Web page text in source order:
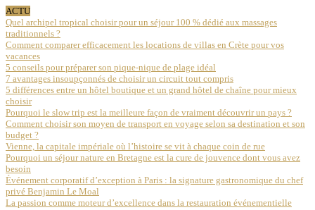
ACTU
Quel archipel tropical choisir pour un séjour 100 % dédié aux massages
traditionnels ?
Comment comparer efficacement les locations de villas en Crète pour vos
vacances
5 conseils pour préparer son pique-nique de plage idéal
7 avantages insoupçonnés de choisir un circuit tout compris
5 différences entre un hôtel boutique et un grand hôtel de chaîne pour mieux
choisir
Pourquoi le slow trip est la meilleure façon de vraiment découvrir un pays ?
Comment choisir son moyen de transport en voyage selon sa destination et son
budget ?
Vienne, la capitale impériale où l’histoire se vit à chaque coin de rue
Pourquoi un séjour nature en Bretagne est la cure de jouvence dont vous avez
besoin
Événement corporatif d’exception à Paris : la signature gastronomique du chef
privé Benjamin Le Moal
La passion comme moteur d’excellence dans la restauration événementielle